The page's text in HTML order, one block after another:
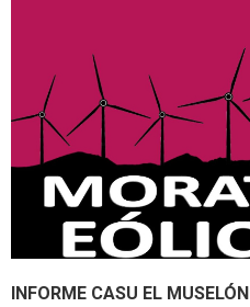
INFORME CASU EL MUSELÓN